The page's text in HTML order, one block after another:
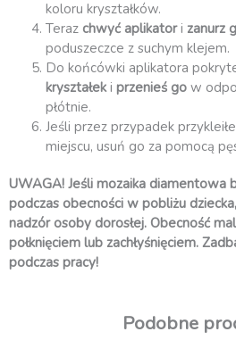
koloru kryształków.
Teraz chwyć aplikatori zanurz
poduszeczce z suchym klejem.
Do końcówki aplikatora
kryształekiprzenieś go w
płótnie.
Jeśli przez przypadek
miejscu, usuń go za pomocą
UWAGA! Jeśli mozaika diamentowa
podczas obecności w pobliżu
nadzór osoby dorosłej. Obecność
połknięciem lub zachłyśnięciem.
podczas pracy!
Podobne